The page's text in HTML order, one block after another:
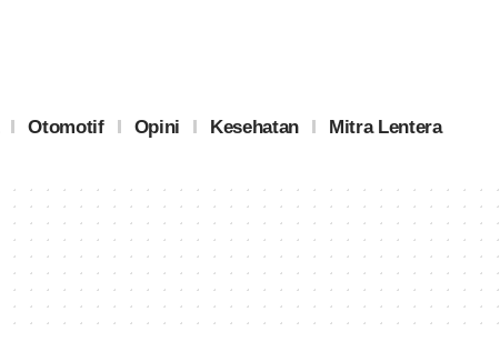
Otomotif Opini Kesehatan Mitra Lentera